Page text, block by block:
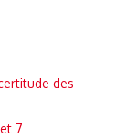
des
7